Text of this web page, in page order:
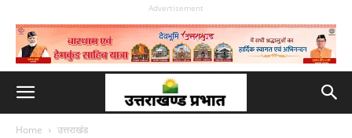
Advertisement
Home उत्तराखंड